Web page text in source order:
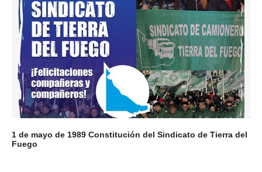
1 de mayo de 1989 Constitución del Sindicato de Tierra del
Fuego